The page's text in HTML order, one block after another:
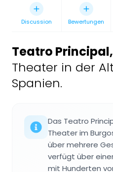
Discussion Bewertungen
Teatro Principal,
Theater in der
Spanien.
Das Teatro
Theater im
über mehrere
verfügt über
mit Hunderten